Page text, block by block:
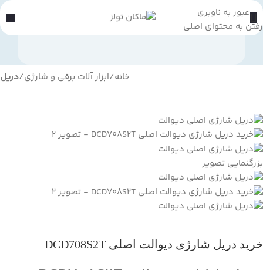
عبور به ناوبری
رفتن به محتوای اصلی
خانه ابزار آلات برقی و شارژی دریل
بزرگنمایی تصویر
خرید دریل شارژی دیوالت اصلی DCD708S2T